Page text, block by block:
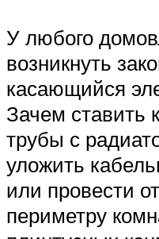
У любого
возникнуть
касающийся
Зачем ставить
трубы с
уложить
или провести
периметру